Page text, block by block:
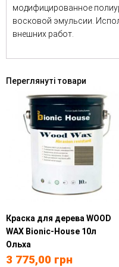
модифицированное
восковой эмульсии.
внешних работ.
Переглянуті товари
Краска для дерева WOOD
WAX Bionic-House 10л
Ольха
3 775,00 грн